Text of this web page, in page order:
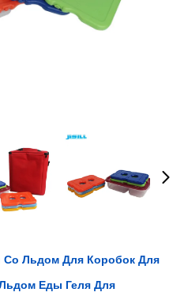
Льдом Для Коробок Для
Еды Геля Для